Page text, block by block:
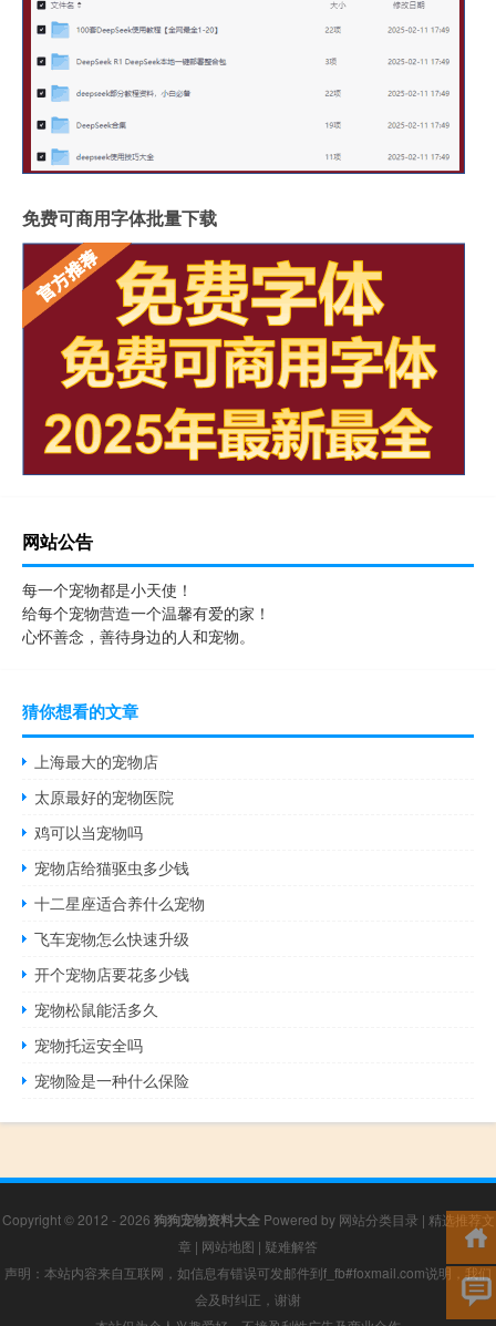
免费可商用字体批量下载
网站公告
每一个宠物都是小天使！
给每个宠物营造一个温馨有爱的家！
心怀善念，善待身边的人和宠物。
猜你想看的文章
上海最大的宠物店
太原最好的宠物医院
鸡可以当宠物吗
宠物店给猫驱虫多少钱
十二星座适合养什么宠物
飞车宠物怎么快速升级
开个宠物店要花多少钱
宠物松鼠能活多久
宠物托运安全吗
宠物险是一种什么保险
Copyright © 2012 - 2026 狗狗宠物资料大全Powered by 网站分类目录 | 精选推荐文
章 | 网站地图 | 疑难解答
声明：本站内容来自互联网，如信息有错误可发邮件到f_fb#foxmail.com说明，我们
会及时纠正，谢谢